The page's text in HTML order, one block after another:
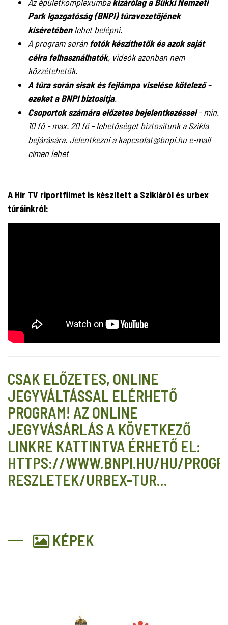
Park Igazgatóság (BNPI) túravezetőjének
kíséretébenlehet belépni.
A program soránfotók készíthetők és azok saját
célra felhasználhatók, videók azonban nem
közzétehetők.
A túra során sisak és fejlámpa viselése kötelező -
ezeket a BNPI biztosítja.
Csoportok számára előzetes bejelentkezéssel- min.
10 fő - max. 20 fő - lehetőséget biztosítunk a Szikla
bejárására. Jelentkezni a kapcsolat@bnpi.hu e-mail
címen lehet
A Hír TV riportfilmet is készített a Szikláról és urbex
túráinkról:
CSAK ELŐZETES, ONLINE
JEGYVÁLTÁSSAL ELÉRHETŐ
PROGRAM! AZ ONLINE
JEGYVÁSÁRLÁS A KÖVETKEZŐ
LINKRE KATTINTVA ÉRHETŐ EL:
HTTPS://WWW.BNPI.HU/HU/
RESZLETEK/URBEX-TUR...
KÉPEK